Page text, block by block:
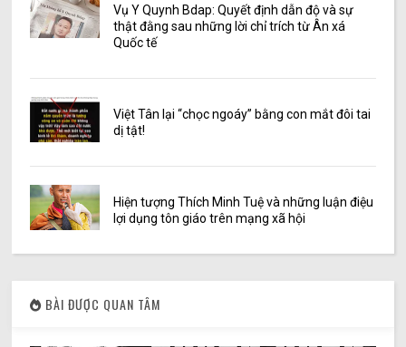
Vụ Y Quynh Bdap: Quyết định dẫn độ và sự
thật đằng sau những lời chỉ trích từ Ân xá
Quốc tế
Việt Tân lại “chọc ngoáy” bằng con mắt đôi tai
dị tật!
Hiện tượng Thích Minh Tuệ và những luận điệu
lợi dụng tôn giáo trên mạng xã hội
BÀI ĐƯỢC QUAN TÂM